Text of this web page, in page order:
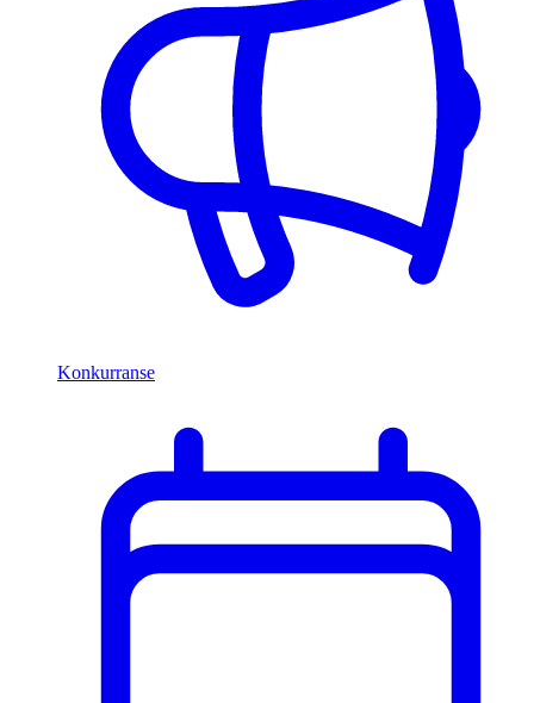
Konkurranse